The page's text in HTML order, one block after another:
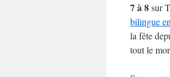
7 à 8sur
bilingue
la fête
tout le